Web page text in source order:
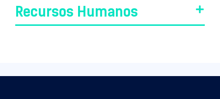
Recursos Humanos